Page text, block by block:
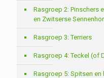
Rasgroep 2: Pinschers
en Zwitserse
Rasgroep 3: Terriers
Rasgroep 4: Teckel (of
Rasgroep 5: Spitsen